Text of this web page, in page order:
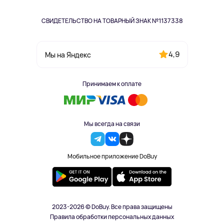
СВИДЕТЕЛЬСТВО НА ТОВАРНЫЙ ЗНАК №1137338
Мы на Яндекс 4,9
Принимаем к оплате
Мы всегда на связи
Мобильное приложение DoBuy
2023-2026 © DoBuy. Все права защищены
Правила обработки персональных данных